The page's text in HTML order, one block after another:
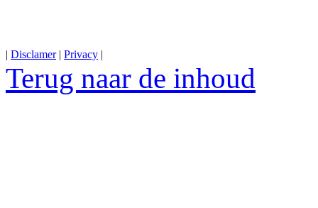
| Disclamer| Privacy |
Terug naar de inhoud